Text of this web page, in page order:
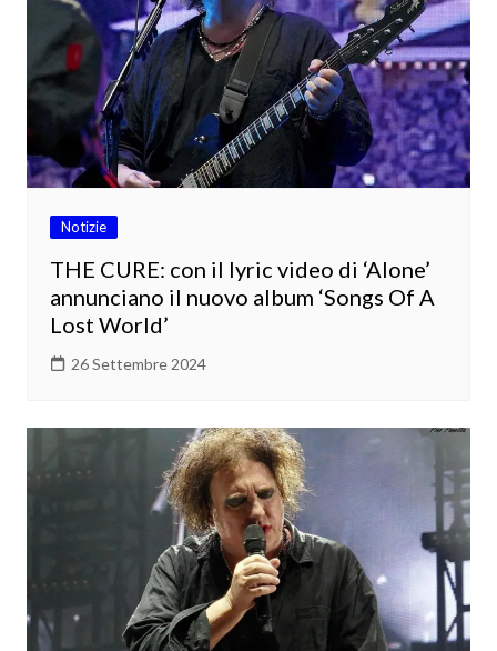
Notizie
THE CURE: con il lyric video di ‘Alone’
annunciano il nuovo album ‘Songs Of A
Lost World’
26 Settembre 2024